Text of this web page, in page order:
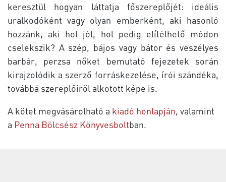
keresztül hogyan láttatja főszereplőjét: ideális
uralkodóként vagy olyan emberként, aki hasonló
hozzánk, aki hol jól, hol pedig elítélhető módon
cselekszik? A szép, bájos vagy bátor és veszélyes
barbár, perzsa nőket bemutató fejezetek során
kirajzolódik a szerző forráskezelése, írói szándéka,
továbbá szereplőiről alkotott képe is.
A kötet megvásárolható a kiadó honlapján, valamint
a Penna Bölcsész Könyvesboltban.